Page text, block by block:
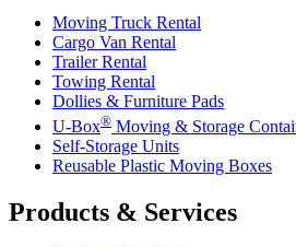
Moving Truck Rental
Cargo Van Rental
Trailer Rental
Towing Rental
Dollies & Furniture Pads
U-Box® Moving & Storage
Self-Storage Units
Reusable Plastic Moving Boxes
Products & Services